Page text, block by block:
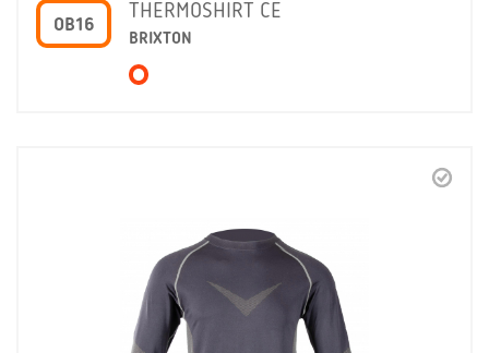
OB16
THERMOSHIRT CE
BRIXTON